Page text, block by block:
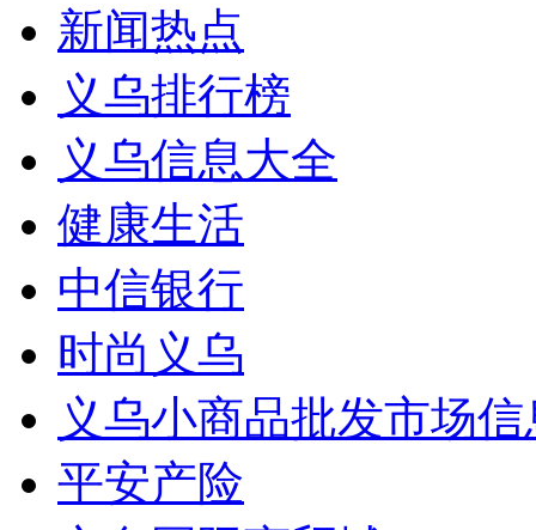
新闻热点
义乌排行榜
义乌信息大全
健康生活
中信银行
时尚义乌
义乌小商品批发市场
平安产险